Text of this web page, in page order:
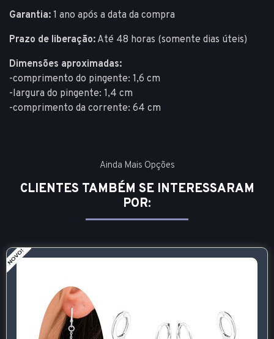
Garantia: 1 ano após a data da compra
Prazo de liberação: Até 48 horas (somente dias úteis)
Dimensões aproximadas:
-comprimento do pingente: 1,6 cm
-largura do pingente: 1,4 cm
-comprimento da corrente: 64 cm
Ainda Mais Opções
CLIENTES TAMBÉM SE INTERESSARAM
POR: